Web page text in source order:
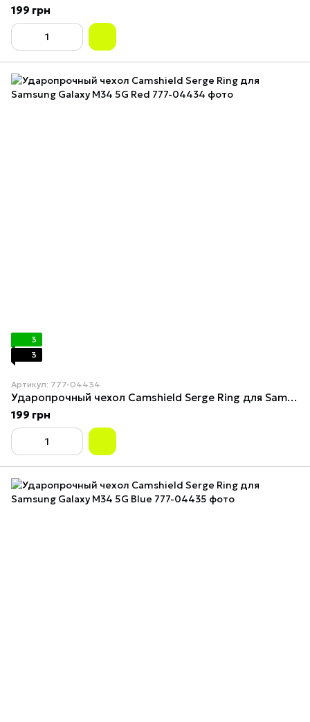
199 грн
3
3
Артикул: 777-04434
Ударопрочный чехол Camshield Serge Ring для Samsung Galaxy M34 5G Red
199 грн